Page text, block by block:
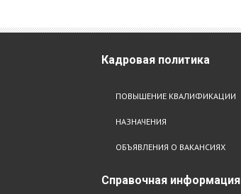
Кадровая политика
ПОВЫШЕНИЕ КВАЛИФИКАЦИИ
НАЗНАЧЕНИЯ
ОБЪЯВЛЕНИЯ О ВАКАНСИЯХ
Справочная информация